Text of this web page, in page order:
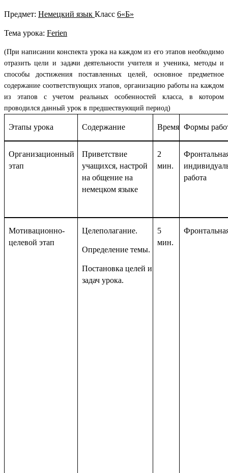
Предмет: Немецкий язык Класс 6«Б»
Тема урока: Ferien
(При написании конспекта урока на каждом из его этапов необходимо
отразить цели и задачи деятельности учителя и ученика, методы и
способы достижения поставленных целей, основное предметное
содержание соответствующих этапов, организацию работы на каждом
из этапов с учетом реальных особенностей класса, в котором
проводился данный урок в предшествующий период)
Этапы урока Содержание Время Формы
Организационный
этап
Приветствие
учащихся, настрой
на общение на
немецком языке
2
мин.
работа
Мотивационно-
целевой этап
Целеполагание.
Определение темы.
Постановка целей и
задач урока.
5
мин.